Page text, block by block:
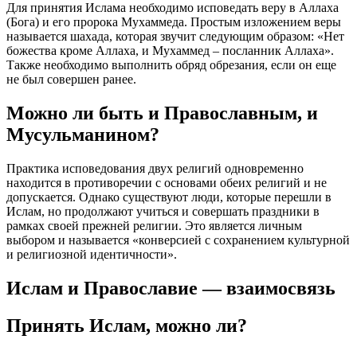
Для принятия Ислама необходимо исповедать веру в Аллаха
(Бога) и его пророка Мухаммеда. Простым изложением веры
называется шахада, которая звучит следующим образом: «Нет
божества кроме Аллаха, и Мухаммед – посланник Аллаха».
Также необходимо выполнить обряд обрезания, если он еще
не был совершен ранее.
Можно ли быть и Православным, и
Мусульманином?
Практика исповедования двух религий одновременно
находится в противоречии с основами обеих религий и не
допускается. Однако существуют люди, которые перешли в
Ислам, но продолжают учиться и совершать праздники в
рамках своей прежней религии. Это является личным
выбором и называется «конверсией с сохранением культурной
и религиозной идентичности».
Ислам и Православие — взаимосвязь
Принять Ислам, можно ли?